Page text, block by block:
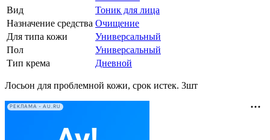
Вид
Тоник для лица
Назначение средства Очищение
Для типа кожи
Универсальный
Пол
Универсальный
Тип крема
Дневной
Лосьон для проблемной кожи, срок истек. 3шт
РЕКЛАМА • AU.RU